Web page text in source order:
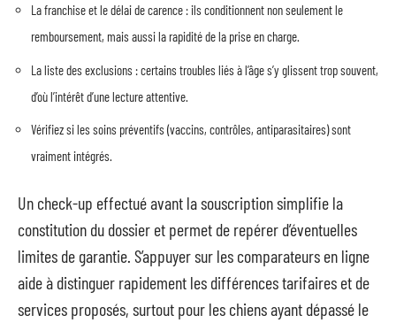
La franchise et le délai de carence : ils conditionnent non seulement le
remboursement, mais aussi la rapidité de la prise en charge.
La liste des exclusions : certains troubles liés à l’âge s’y glissent trop souvent,
d’où l’intérêt d’une lecture attentive.
Vérifiez si les soins préventifs (vaccins, contrôles, antiparasitaires) sont
vraiment intégrés.
Un check-up effectué avant la souscription simplifie la
constitution du dossier et permet de repérer d’éventuelles
limites de garantie. S’appuyer sur les comparateurs en ligne
aide à distinguer rapidement les différences tarifaires et de
services proposés, surtout pour les chiens ayant dépassé le